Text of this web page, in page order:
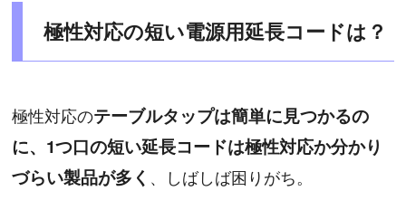
極性対応の短い電源用延長コードは？
極性対応のテーブルタップは簡単に見つかるの
に、1つ口の短い延長コードは極性対応か分かり
づらい製品が多く 、しばしば困りがち。